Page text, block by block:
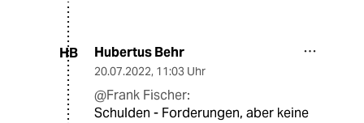
HB Hubertus Behr
20.07.2022, 11:03 Uhr
@Frank Fischer:
Schulden - Forderungen, aber keine